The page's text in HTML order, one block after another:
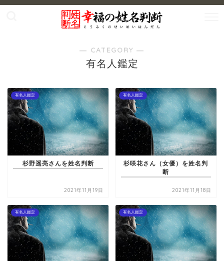
― CATEGORY ―
有名人鑑定
有名人鑑定
杉野遥亮さんを姓名判断
2021年11月19日
有名人鑑定
杉咲花さん（女優）を姓名判
断
2021年11月18日
有名人鑑定 有名人鑑定